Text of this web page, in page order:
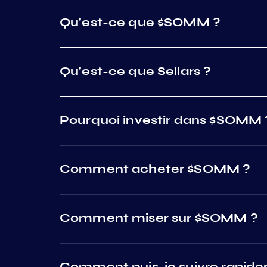
Qu'est-ce que $SOMM ?
Qu'est-ce que Sellars ?
Pourquoi investir dans $SOMM
Comment acheter $SOMM ?
Comment miser sur $SOMM ?